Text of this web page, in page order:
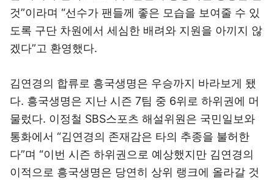
것”이라며 “선수가 팬들께 좋은 모습을 보여줄 수 있
도록 구단 차원에서 세심한 배려와 지원을 아끼지 않
겠다”고 환영했다.
김연경의 합류로 흥국생명은 우승까지 바라보게 됐
다. 흥국생명은 지난 시즌 7팀 중 6위로 하위권에 머
물렀다. 이정철 SBS스포츠 해설위원은 국민일보와
통화에서 “김연경의 존재감은 타의 추종을 불허한
다”며 “이번 시즌 하위권으로 예상했지만 김연경의
이적으로 흥국생명은 당연히 상위 랭크에 올라갈 것